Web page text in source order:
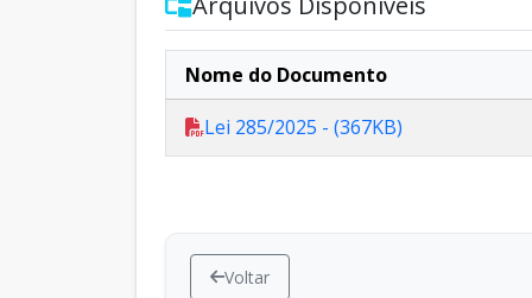
Nome do Documento
Lei 285/2025 - (367KB)
Voltar